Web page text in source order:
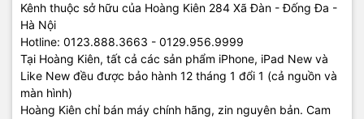
Kênh thuộc sở hữu của Hoàng Kiên 284 Xã Đàn - Đống Đa -
Hà Nội
Hotline: 0123.888.3663 - 0129.956.9999
Tại Hoàng Kiên, tất cả các sản phẩm iPhone, iPad New và
Like New đều được bảo hành 12 tháng 1 đổi 1 (cả nguồn và
màn hình)
Hoàng Kiên chỉ bán máy chính hãng, zin nguyên bản. Cam